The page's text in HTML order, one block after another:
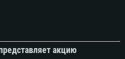
акцию